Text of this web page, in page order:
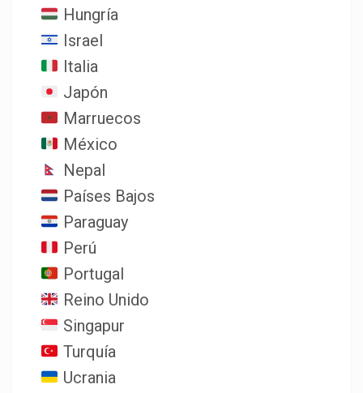
Hungría
Israel
Italia
Japón
Marruecos
México
Nepal
Países Bajos
Paraguay
Perú
Portugal
Reino Unido
Singapur
Turquía
Ucrania